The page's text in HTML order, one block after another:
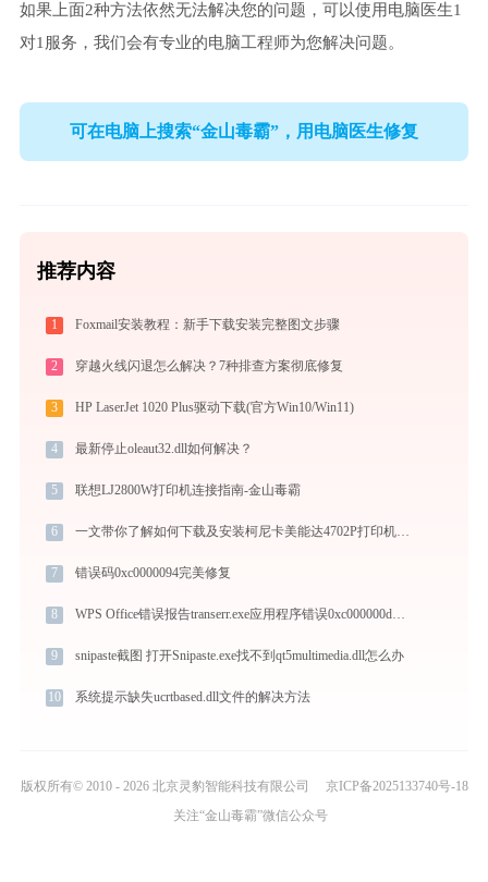
如果上面2种方法依然无法解决您的问题，可以使用电脑医生1
对1服务，我们会有专业的电脑工程师为您解决问题。
可在电脑上搜索“金山毒霸”，用电脑医生修复
推荐内容
1 Foxmail安装教程：新手下载安装完整图文步骤
2 穿越火线闪退怎么解决？7种排查方案彻底修复
3 HP LaserJet 1020 Plus驱动下载(官方Win10/Win11)
4 最新停止oleaut32.dll如何解决？
5 联想LJ2800W打印机连接指南-金山毒霸
6 一文带你了解如何下载及安装柯尼卡美能达4702P打印机驱动
7 错误码0xc0000094完美修复
8 WPS Office错误报告transerr.exe应用程序错误0xc000000d解决方法
9 snipaste截图 打开Snipaste.exe找不到qt5multimedia.dll怎么办
10 系统提示缺失ucrtbased.dll文件的解决方法
版权所有© 2010 - 2026 北京灵豹智能科技有限公司
京ICP备2025133740号-18
关注“金山毒霸”微信公众号